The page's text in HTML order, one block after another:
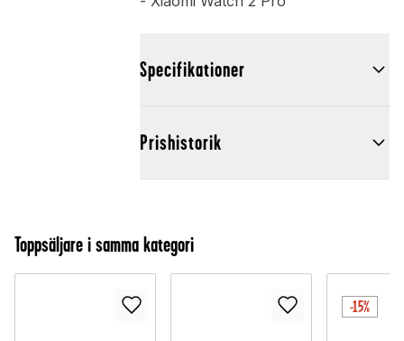
Specifikationer
Prishistorik
Toppsäljare i samma kategori
-15%